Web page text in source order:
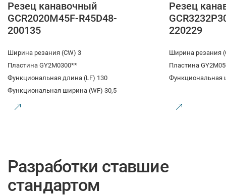
Резец канавочный
GCR2020M45F-R45D48-
200135
Ширина резания (CW) 3
Пластина GY2M0300**
Функциональная длина (LF) 130
Функциональная ширина (WF) 30,5
Резец
220229
Ширина резания
Пластина
Функциональная
Разработки ставшие
стандартом